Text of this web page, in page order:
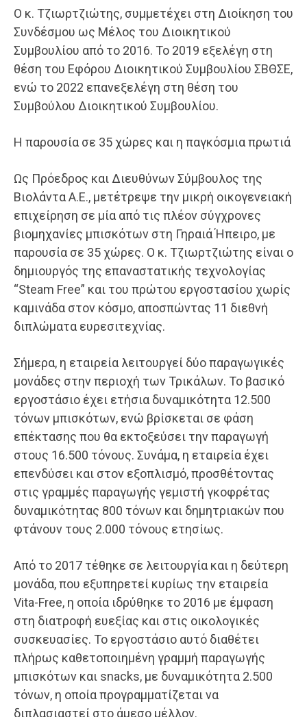
Ο κ. Τζιωρτζιώτης, συμμετέχει στη Διοίκηση του
Συνδέσμου ως Μέλος του Διοικητικού
Συμβουλίου από το 2016. Το 2019 εξελέγη στη
θέση του Εφόρου Διοικητικού Συμβουλίου ΣΒΘΣΕ,
ενώ το 2022 επανεξελέγη στη θέση του
Συμβούλου Διοικητικού Συμβουλίου.
Η παρουσία σε 35 χώρες και η παγκόσμια πρωτιά
Ως Πρόεδρος και Διευθύνων Σύμβουλος της
Βιολάντα Α.Ε., μετέτρεψε την μικρή οικογενειακή
επιχείρηση σε μία από τις πλέον σύγχρονες
βιομηχανίες μπισκότων στη Γηραιά Ήπειρο, με
παρουσία σε 35 χώρες. Ο κ. Τζιωρτζιώτης είναι ο
δημιουργός της επαναστατικής τεχνολογίας
“Steam Free” και του πρώτου εργοστασίου χωρίς
καμινάδα στον κόσμο, αποσπώντας 11 διεθνή
διπλώματα ευρεσιτεχνίας.
Σήμερα, η εταιρεία λειτουργεί δύο παραγωγικές
μονάδες στην περιοχή των Τρικάλων. Το βασικό
εργοστάσιο έχει ετήσια δυναμικότητα 12.500
τόνων μπισκότων, ενώ βρίσκεται σε φάση
επέκτασης που θα εκτοξεύσει την παραγωγή
στους 16.500 τόνους. Συνάμα, η εταιρεία έχει
επενδύσει και στον εξοπλισμό, προσθέτοντας
στις γραμμές παραγωγής γεμιστή γκοφρέτας
δυναμικότητας 800 τόνων και δημητριακών που
φτάνουν τους 2.000 τόνους ετησίως.
Από το 2017 τέθηκε σε λειτουργία και η δεύτερη
μονάδα, που εξυπηρετεί κυρίως την εταιρεία
Vita-Free, η οποία ιδρύθηκε το 2016 με έμφαση
στη διατροφή ευεξίας και στις οικολογικές
συσκευασίες. Το εργοστάσιο αυτό διαθέτει
πλήρως καθετοποιημένη γραμμή παραγωγής
μπισκότων και snacks, με δυναμικότητα 2.500
τόνων, η οποία προγραμματίζεται να
διπλασιαστεί στο άμεσο μέλλον.